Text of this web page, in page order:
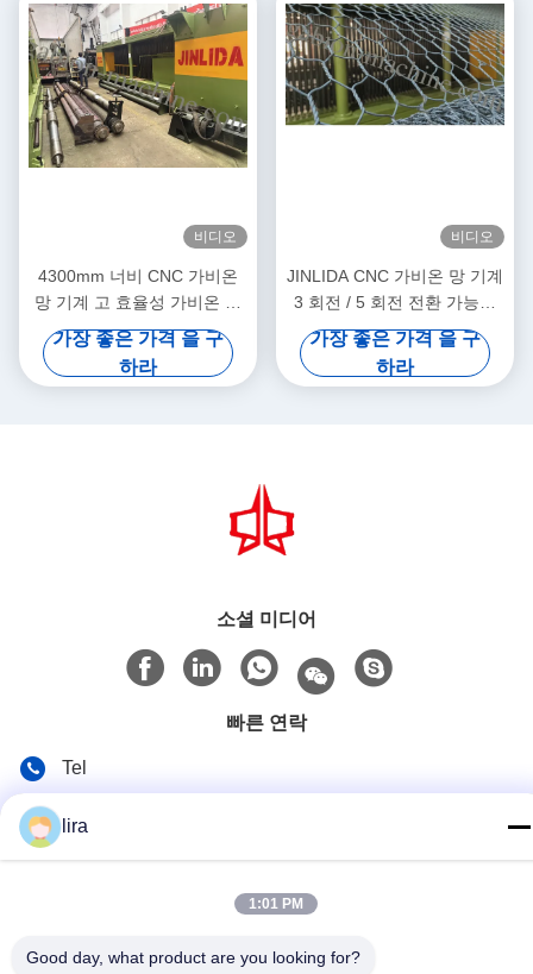
비디오
4300mm 너비 CNC 가비온
망 기계 고 효율성 가비온 망
생산
가장 좋은 가격 을 구
하라
비디오
JINLIDA CNC 가비온 망 기계
3 회전 / 5 회전 전환 가능한
조정 가능한 회전 길이가 가능
한 고속 멀티 스펙 생산
가장 좋은 가격 을 구
하라
소셜 미디어
빠른 연락
Tel
lira
1:01 PM
Good day, what product are you looking for?